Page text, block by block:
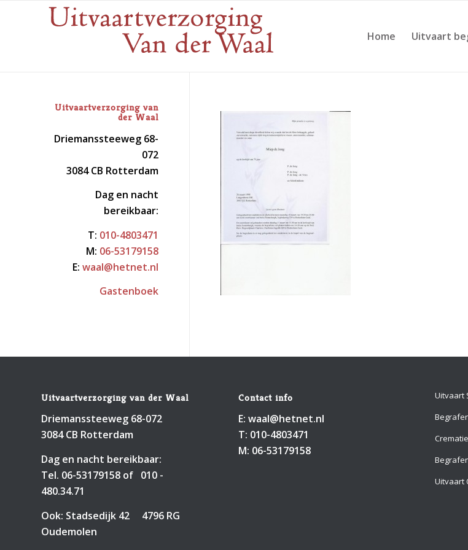
Home Uitvaart
Uitvaartverzorging van
der Waal
Driemanssteeweg 68-
072
3084 CB Rotterdam
Dag en nacht
bereikbaar:
T: 010-4803471
M: 06-53179158
E: waal@hetnet.nl
Gastenboek
Uitvaartverzorging van der Waal
Driemanssteeweg 68-072
3084 CB Rotterdam
Dag en nacht bereikbaar:
Tel. 06-53179158 of 010 -
480.34.71
Ook: Stadsedijk 42 4796 RG
Oudemolen
Contact info
E: waal@hetnet.nl
T: 010-4803471
M: 06-53179158
Uitvaart
Uitvaart